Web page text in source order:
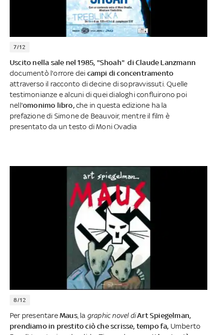
7/12
Uscito nella sale nel 1985, "Shoah" di Claude Lanzmann
documentò l'orrore dei campi di concentramento
attraverso il racconto di decine di sopravvissuti. Quelle
testimonianze e alcuni di quei dialoghi confluirono poi
nell'omonimo libro,che in questa edizione ha la
prefazione di Simone de Beauvoir, mentre il film è
presentato da un testo di Moni Ovadia
8/12
Per presentareMaus, la graphic novel diArt Spiegelman,
prendiamo in prestito ciò che scrisse, tempo fa, Umberto